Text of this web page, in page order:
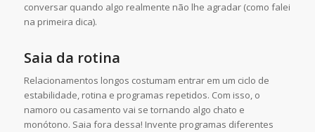
conversar quando algo realmente não lhe agradar (como falei
na primeira dica).
Saia da rotina
Relacionamentos longos costumam entrar em um ciclo de
estabilidade, rotina e programas repetidos. Com isso, o
namoro ou casamento vai se tornando algo chato e
monótono. Saia fora dessa! Invente programas diferentes